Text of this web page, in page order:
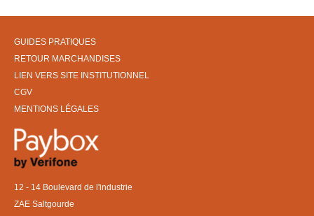
GUIDES PRATIQUES
RETOUR MARCHANDISES
LIEN VERS SITE INSTITUTIONNEL
CGV
MENTIONS LÉGALES
12 - 14 Boulevard de l'industrie
ZAE Saltgourde